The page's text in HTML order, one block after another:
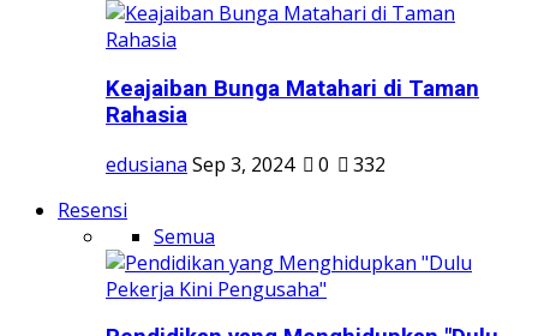
Keajaiban Bunga Matahari di Taman
Rahasia
edusiana Sep 3, 2024 0
332
Resensi
Semua